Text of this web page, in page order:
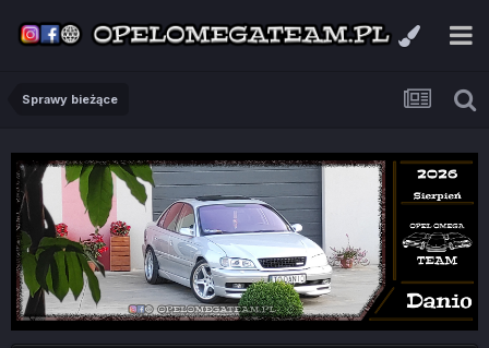
Sprawy bieżące